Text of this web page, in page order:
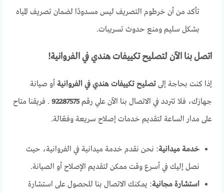
تأكد من أن خرطوم التصريف ليس مسدودًا لضمان تصريف المياه
بشكل سليم ومنع حدوث تسريبات.
اتصل بنا الآن لتصليح تكييفات هندي في الفروانية!
إذا كنت بحاجة إلىتصليح تكييفات هندي في الفروانية أو صيانة
جهازك، فلا تتردد في الاتصال بنا الآن علي رقم92287575 . فريقنا متاح
على مدار الساعة لتقديم خدمات إصلاح سريعة وفعّالة.
خدمة ميدانية: نحن نقدم خدمة ميدانية في الفروانية، حيث
نصل إليك في أسرع وقت ممكن لتقديم الإصلاح أو الصيانة.
استشارة مجانية: يمكنك الاتصال بنا للحصول على استشارة